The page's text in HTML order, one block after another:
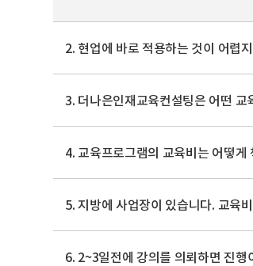
2. 현업에 바로 적용하는 것이 어렵
3. 더나은인재교육컨설팅은 어떤 교
4. 교육프로그램의 교육비는 어떻게
5. 지방에 사업장이 있습니다. 교육
6. 2~3일전에 강의를 의뢰하면 진행